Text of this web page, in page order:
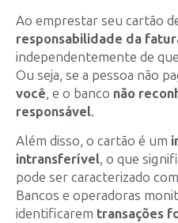
Ao emprestar seu cartão
responsabilidade da
independentemente de
Ou seja, se a pessoa não
você, e o banco não
responsável.
Além disso, o cartão é um
intransferível, o que
pode ser caracterizado
Bancos e operadoras
identificarem transações